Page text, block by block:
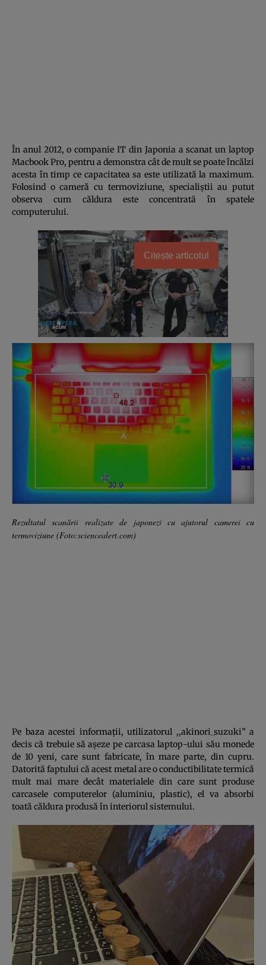
În anul 2012, o companie IT din Japonia a scanat un laptop
Macbook Pro, pentru a demonstra cât de mult se poate încălzi
acesta în timp ce capacitatea sa este utilizată la maximum.
Folosind o cameră cu termoviziune, specialiştii au putut
observa cum căldura este concentrată în spatele
computerului.
Citește articolul
Rezultatul scanării realizate de japonezi cu ajutorul camerei cu
termoviziune (Foto:sciencealert.com)
Pe baza acestei informaţii, utilizatorul ,,akinori_suzuki” a
decis că trebuie să aşeze pe carcasa laptop-ului său monede
de 10 yeni, care sunt fabricate, în mare parte, din cupru.
Datorită faptului că acest metal are o conductibilitate termică
mult mai mare decât materialele din care sunt produse
carcasele computerelor (aluminiu, plastic), el va absorbi
toată căldura produsă în interiorul sistemului.